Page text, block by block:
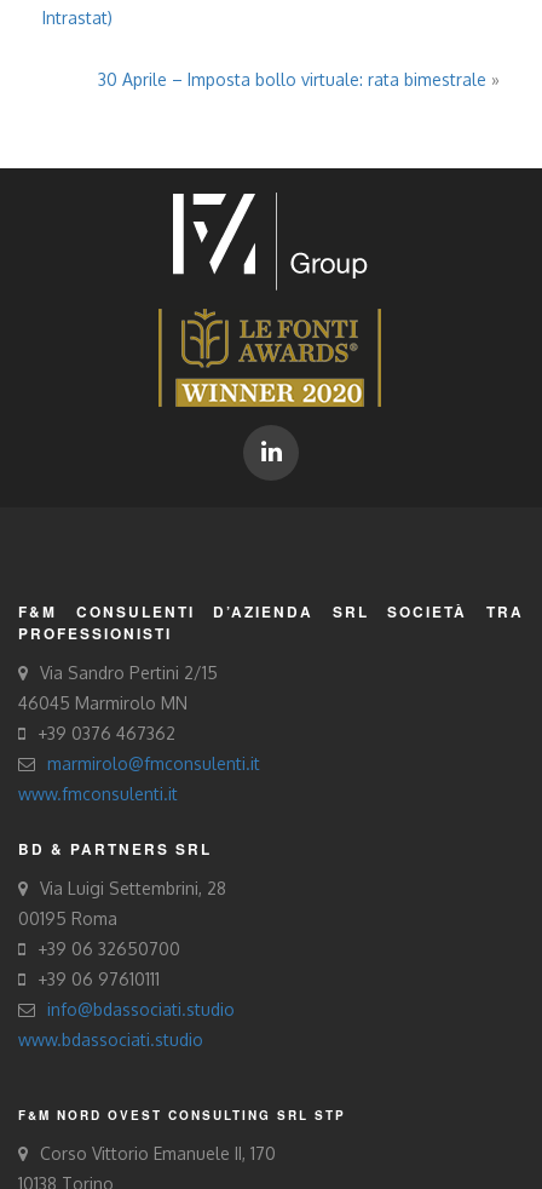
Intrastat)
30 Aprile – Imposta bollo virtuale: rata bimestrale »
F&M CONSULENTI D’AZIENDA SRL SOCIETÀ TRA
PROFESSIONISTI
Via Sandro Pertini 2/15
46045 Marmirolo MN
+39 0376 467362
marmirolo@fmconsulenti.it
www.fmconsulenti.it
BD & PARTNERS SRL
Via Luigi Settembrini, 28
00195 Roma
+39 06 32650700
+39 06 97610111
info@bdassociati.studio
www.bdassociati.studio
F&M NORD OVEST CONSULTING SRL STP
Corso Vittorio Emanuele II, 170
10138 Torino